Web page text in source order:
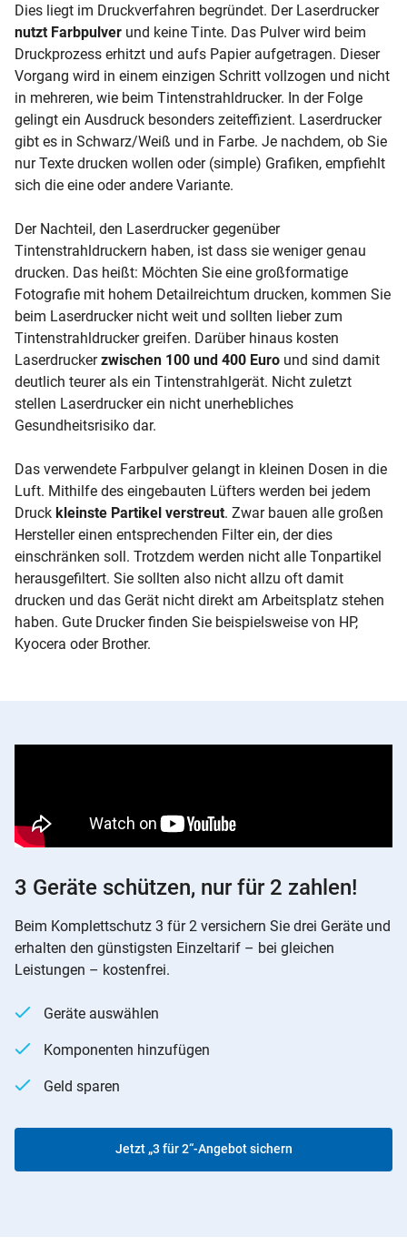
Dies liegt im Druckverfahren begründet. Der Laserdrucker
nutzt Farbpulver und keine Tinte. Das Pulver wird beim
Druckprozess erhitzt und aufs Papier aufgetragen. Dieser
Vorgang wird in einem einzigen Schritt vollzogen und nicht
in mehreren, wie beim Tintenstrahldrucker. In der Folge
gelingt ein Ausdruck besonders zeiteffizient. Laserdrucker
gibt es in Schwarz/Weiß und in Farbe. Je nachdem, ob Sie
nur Texte drucken wollen oder (simple) Grafiken, empfiehlt
sich die eine oder andere Variante.
Der Nachteil, den Laserdrucker gegenüber
Tintenstrahldruckern haben, ist dass sie weniger genau
drucken. Das heißt: Möchten Sie eine großformatige
Fotografie mit hohem Detailreichtum drucken, kommen Sie
beim Laserdrucker nicht weit und sollten lieber zum
Tintenstrahldrucker greifen. Darüber hinaus kosten
Laserdruckerzwischen 100 und 400 Euro und sind damit
deutlich teurer als ein Tintenstrahlgerät. Nicht zuletzt
stellen Laserdrucker ein nicht unerhebliches
Gesundheitsrisiko dar.
Das verwendete Farbpulver gelangt in kleinen Dosen in die
Luft. Mithilfe des eingebauten Lüfters werden bei jedem
Druck kleinste Partikel verstreut. Zwar bauen alle großen
Hersteller einen entsprechenden Filter ein, der dies
einschränken soll. Trotzdem werden nicht alle Tonpartikel
herausgefiltert. Sie sollten also nicht allzu oft damit
drucken und das Gerät nicht direkt am Arbeitsplatz stehen
haben. Gute Drucker finden Sie beispielsweise von HP,
Kyocera oder Brother.
3 Geräte schützen, nur für 2 zahlen!
Beim Komplettschutz 3 für 2 versichern Sie drei Geräte und
erhalten den günstigsten Einzeltarif – bei gleichen
Leistungen – kostenfrei.
Geräte auswählen
Komponenten hinzufügen
Geld sparen
Jetzt „3 für 2“-Angebot sichern